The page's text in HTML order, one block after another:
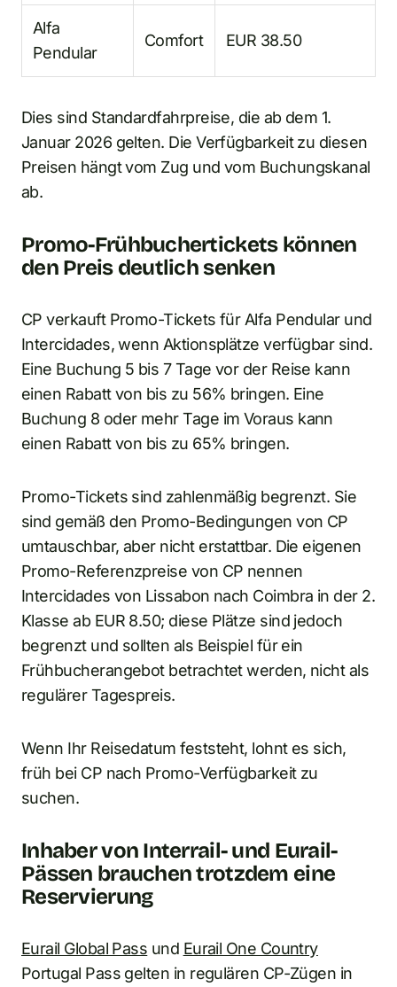
Alfa
Pendular
Comfort EUR 38.50
Dies sind Standardfahrpreise, die ab dem 1.
Januar 2026 gelten. Die Verfügbarkeit zu diesen
Preisen hängt vom Zug und vom Buchungskanal
ab.
Promo-Frühbuchertickets können
den Preis deutlich senken
CP verkauft Promo-Tickets für Alfa Pendular und
Intercidades, wenn Aktionsplätze verfügbar sind.
Eine Buchung 5 bis 7 Tage vor der Reise kann
einen Rabatt von bis zu 56% bringen. Eine
Buchung 8 oder mehr Tage im Voraus kann
einen Rabatt von bis zu 65% bringen.
Promo-Tickets sind zahlenmäßig begrenzt. Sie
sind gemäß den Promo-Bedingungen von CP
umtauschbar, aber nicht erstattbar. Die eigenen
Promo-Referenzpreise von CP nennen
Intercidades von Lissabon nach Coimbra in der 2.
Klasse ab EUR 8.50; diese Plätze sind jedoch
begrenzt und sollten als Beispiel für ein
Frühbucherangebot betrachtet werden, nicht als
regulärer Tagespreis.
Wenn Ihr Reisedatum feststeht, lohnt es sich,
früh bei CP nach Promo-Verfügbarkeit zu
suchen.
Inhaber von Interrail- und Eurail-
Pässen brauchen trotzdem eine
Reservierung
Eurail Global Pass und Eurail One Country
Portugal Pass gelten in regulären CP-Zügen in